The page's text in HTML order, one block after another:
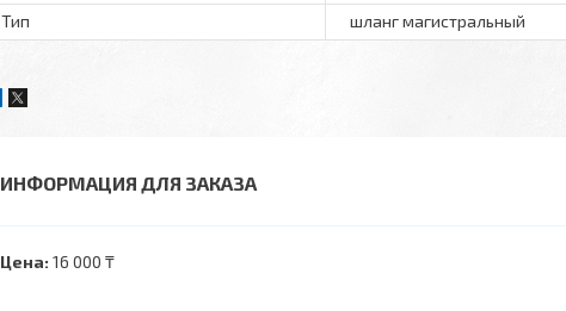
Тип
шланг магистральный
ИНФОРМАЦИЯ ДЛЯ ЗАКАЗА
Цена: 16 000 ₸